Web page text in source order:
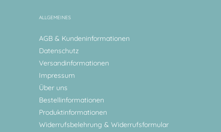
ALLGEMEINES
AGB & Kundeninformationen
Datenschutz
Versandinformationen
Impressum
Über uns
Bestellinformationen
Produktinformationen
Widerrufsbelehrung & Widerrufsformular